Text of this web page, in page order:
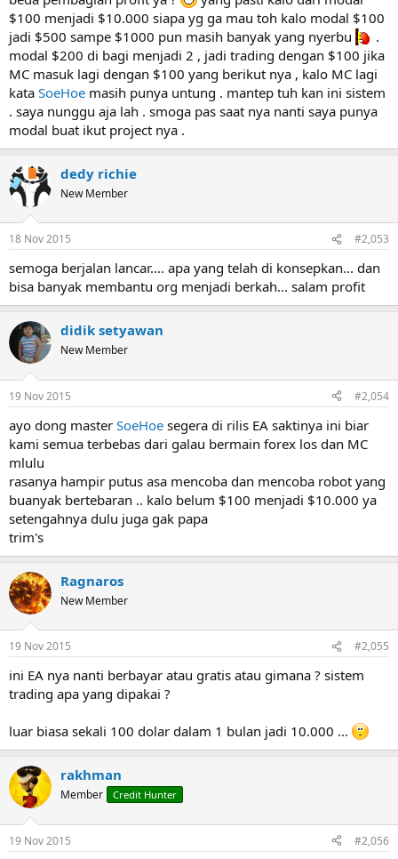
$100 menjadi $10.000 siapa yg ga mau toh kalo modal $100
jadi $500 sampe $1000 pun masih banyak yang nyerbu
.
modal $200 di bagi menjadi 2 , jadi trading dengan $100 jika
MC masuk lagi dengan $100 yang berikut nya , kalo MC lagi
kata SoeHoe masih punya untung . mantep tuh kan ini sistem
. saya nunggu aja lah . smoga pas saat nya nanti saya punya
modal buat ikut project nya .
dedy richie
New Member
18 Nov 2015 #2,053
semoga berjalan lancar.... apa yang telah di konsepkan... dan
bisa banyak membantu org menjadi berkah... salam profit
didik setyawan
New Member
19 Nov 2015 #2,054
ayo dong master SoeHoe segera di rilis EA saktinya ini biar
kami semua terbebas dari galau bermain forex los dan MC
mlulu
rasanya hampir putus asa mencoba dan mencoba robot yang
buanyak bertebaran .. kalo belum $100 menjadi $10.000 ya
setengahnya dulu juga gak papa
trim's
Ragnaros
New Member
19 Nov 2015 #2,055
ini EA nya nanti berbayar atau gratis atau gimana ? sistem
trading apa yang dipakai ?
luar biasa sekali 100 dolar dalam 1 bulan jadi 10.000 ...
rakhman
Member Credit Hunter
19 Nov 2015 #2,056